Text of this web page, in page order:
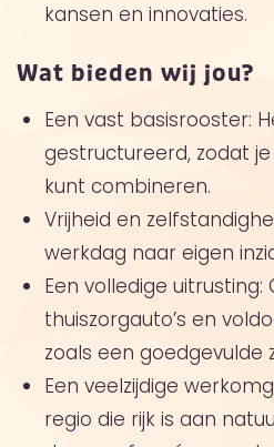
kansen en innovaties.
Wat bieden wij jou?
Een vast basisrooster:
gestructureerd, zodat
kunt combineren.
Vrijheid en
werkdag naar eigen
Een volledige
thuiszorgauto’s en
zoals een goedgevulde
Een veelzijdige
regio die rijk is aan